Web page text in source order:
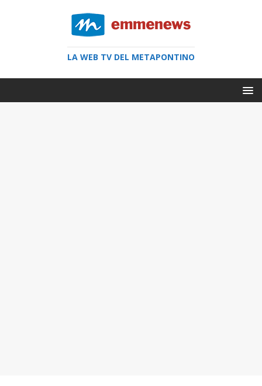
LA WEB TV DEL METAPONTINO